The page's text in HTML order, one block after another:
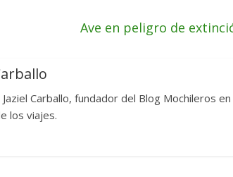
Ave en peligro de
Jaziel Carballo, fundador del Blog Mochileros
los viajes.